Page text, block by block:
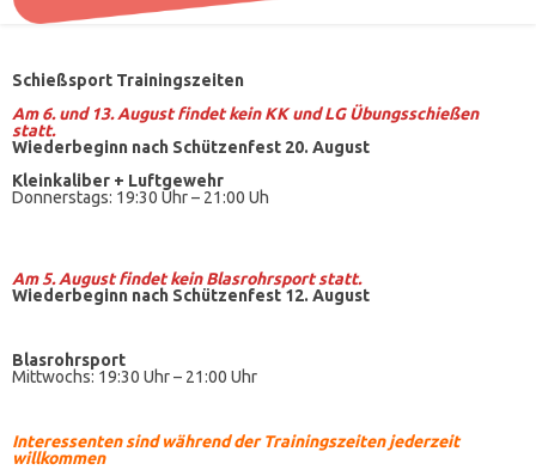
Schießsport Trainingszeiten
Am 6. und 13. August findet kein KK und LG Übungsschießen
statt.
Wiederbeginn nach Schützenfest 20. August
Kleinkaliber + Luftgewehr
Donnerstags: 19:30 Uhr – 21:00 Uh
Am 5. August findet keinBlasrohrsportstatt.
Wiederbeginn nach Schützenfest 12. August
Blasrohrsport
Mittwochs: 19:30 Uhr – 21:00 Uhr
Interessenten sind während der Trainingszeiten jederzeit
willkommen